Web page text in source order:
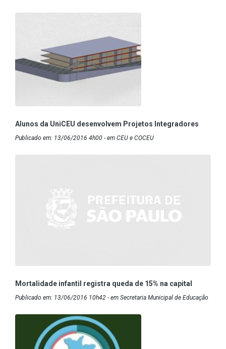
Alunos da UniCEU desenvolvem Projetos Integradores
Publicado em: 13/06/2016 4h00 - em CEU e COCEU
Mortalidade infantil registra queda de 15% na capital
Publicado em: 13/06/2016 10h42 - em Secretaria Municipal de Educação